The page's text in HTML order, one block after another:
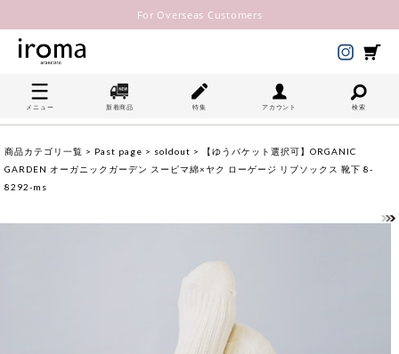
For Overseas Customers
メニュー 新着商品 特集 アカウント 検索
商品カテゴリ一覧 > Past page > soldout > 【ゆうパケット選択可】ORGANIC
GARDEN オーガニックガーデン スーピマ綿×ヤク ローゲージ リブソックス 靴下 8-
8292-ms